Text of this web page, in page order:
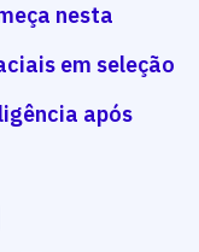
nesta
em seleção
após